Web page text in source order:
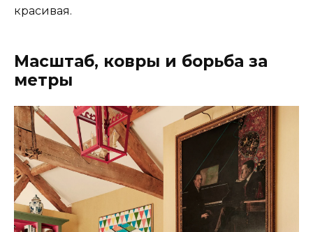
красивая.
Масштаб, ковры и борьба за
метры